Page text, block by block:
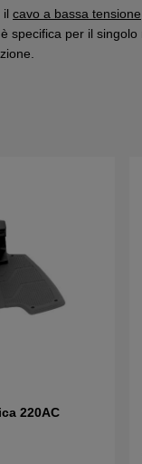
il cavo a bassa tensione
specifica per il singolo
220AC